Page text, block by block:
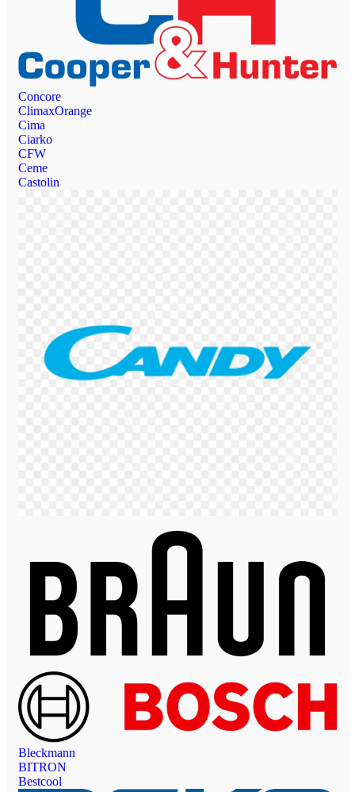
Concore
ClimaxOrange
Cima
Ciarko
CFW
Ceme
Castolin
Bleckmann
BITRON
Bestcool